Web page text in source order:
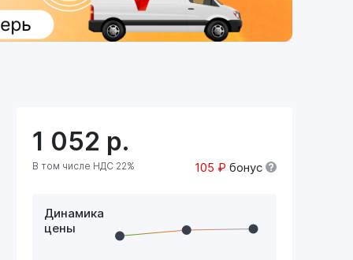
1 052 р.
В том числе НДС 22% 105 ₽ бонус
Динамика
цены